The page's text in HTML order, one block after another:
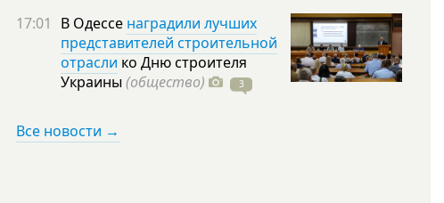
17:01 В Одессе наградили лучших
представителей строительной
отрасли ко Дню строителя
Украины (общество) 3
Все новости →